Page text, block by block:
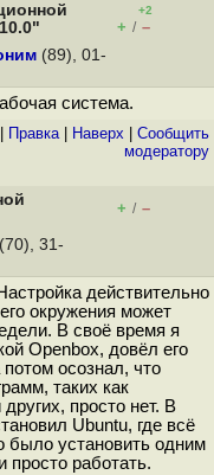
+2
+ / –
(89), 01-
система.
Правка| Наверх
Cообщить
модератору
+ / –
(70), 31-
действительно
окружения может
В своё время я
Openbox, довёл его
осознал, что
таких как
просто нет. В
Ubuntu, где всё
было установить одним
просто работать.